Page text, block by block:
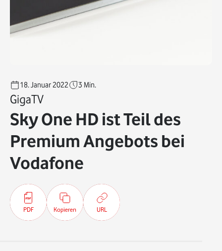
18. Januar 2022 3 Min.
GigaTV
Sky One HD ist Teil des
Premium Angebots bei
Vodafone
PDF Kopieren URL